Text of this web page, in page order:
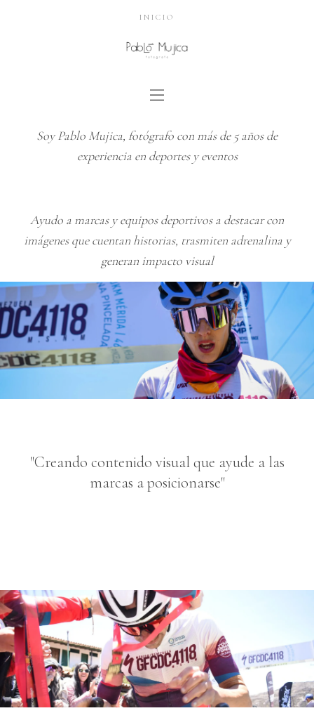
INICIO
Soy Pablo Mujica, fotógrafo con más de 5 años de
experiencia en deportes y eventos
Ayudo a marcas y equipos deportivos a destacar con
imágenes que cuentan historias, trasmiten adrenalina y
generan impacto visual
"Creando contenido visual que ayude a las
marcas a posicionarse"